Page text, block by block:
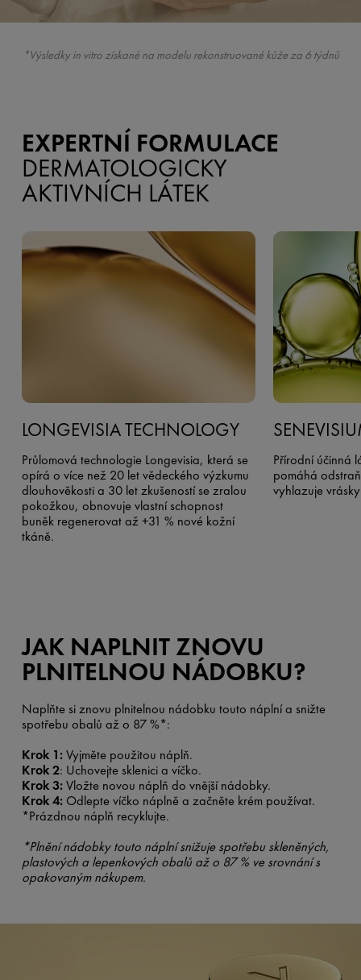
*Výsledky in vitro získané na modelu rekonstruované kůže za 6 týdnů
EXPERTNÍ FORMULACE
DERMATOLOGICKY
AKTIVNÍCH LÁTEK
LONGEVISIA TECHNOLOGY
Průlomová technologie Longevisia, která se
opírá o více než 20 let vědeckého výzkumu
dlouhověkosti a 30 let zkušeností se zralou
pokožkou, obnovuje vlastní schopnost
buněk regenerovat až +31 % nové kožní
tkáně.
Přírodní účinná
pomáhá
vyhlazuje
JAK NAPLNIT ZNOVU
PLNITELNOU NÁDOBKU?
Naplňte si znovu plnitelnou nádobku touto náplní a snižte
spotřebu obalů až o 87 %*:
Krok 1:Vyjměte použitou náplň.
Krok 2: Uchovejte sklenici a víčko.
Krok 3:Vložte novou náplň do vnější nádobky.
Krok 4:Odlepte víčko náplně a začněte krém používat.
*Prázdnou náplň recyklujte.
*Plnění nádobky touto náplní snižuje spotřebu skleněných,
plastových a lepenkových obalů až o 87 % ve srovnání s
opakovaným nákupem.